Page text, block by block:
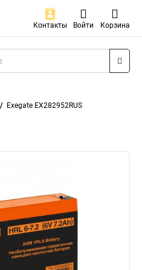
Контакты Войти Корзина
Exegate EX282952RUS